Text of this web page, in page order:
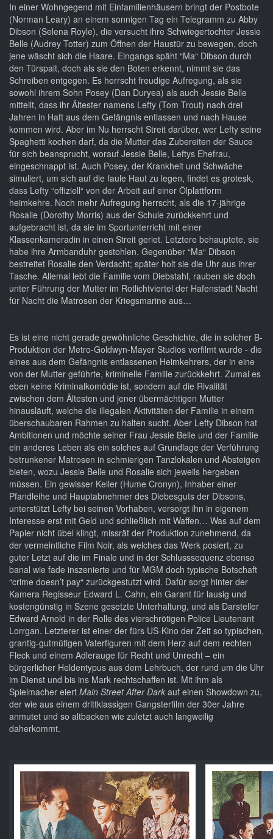
In einer Wohngegend mit Einfamilienhäusern bringt der Postbote
(Norman Leary) an einem sonnigen Tag ein Telegramm zu Abby
Dibson (Selena Royle), die versucht ihre Schwiegertochter Jessie
Belle (Audrey Totter) zum Öffnen der Haustür zu bewegen, doch
jene wäscht sich die Haare. Eingangs späht “Ma“ Dibson durch
den Türspalt, doch als sie den Boten erkennt, nimmt sie das
Schreiben entgegen. Es herrscht freudige Aufregung, als sie
sowohl ihrem Sohn Posey (Dan Duryea) als auch Jessie Belle
mitteilt, dass ihr Ältester namens Lefty (Tom Trout) nach drei
Jahren in Haft aus dem Gefängnis entlassen und nach Hause
kommen wird. Aber im Nu herrscht Streit darüber, wer Lefty seine
Spaghetti kochen darf, da die Mutter das Zubereiten der Sauce
für sich beansprucht, worauf Jessie Belle, Leftys Ehefrau,
eingeschnappt ist. Auch Posey, der Krankheit und Schwäche
simuliert, um sich auf die faule Haut zu legen, findet es grotesk,
dass Lefty “offiziell“ von der Arbeit auf einer Ölplattform
heimkehre. Noch mehr Aufregung herrscht, als die 17-jährige
Rosalie (Dorothy Morris) aus der Schule zurückkehrt und
aufgebracht ist, da sie im Sportunterricht mit einer
Klassenkameradin in einen Streit geriet. Letztere behauptete, sie
habe ihre Armbanduhr gestohlen. Gegenüber “Ma“ Dibson
bestreitet Rosalie den Verdacht; später holt sie die Uhr aus ihrer
Tasche. Allemal lebt die Familie vom Diebstahl, rauben sie doch
unter Führung der Mutter im Rotlichtviertel der Hafenstadt Nacht
für Nacht die Matrosen der Kriegsmarine aus…
Es ist eine nicht gerade gewöhnliche Geschichte, die in solcher B-
Produktion der Metro-Goldwyn-Mayer Studios verfilmt wurde - die
eines aus dem Gefängnis entlassenen Heimkehrers, der in eine
von der Mutter geführte, kriminelle Familie zurückkehrt. Zumal es
eben keine Kriminalkomödie ist, sondern auf die Rivalität
zwischen dem Ältesten und jener übermächtigen Mutter
hinausläuft, welche die illegalen Aktivitäten der Familie in einem
überschaubaren Rahmen zu halten sucht. Aber Lefty Dibson hat
Ambitionen und möchte seiner Frau Jessie Belle und der Familie
ein anderes Leben als ein solches auf Grundlage der Verführung
betrunkener Matrosen in schmierigen Tanzlokalen und Absteigen
bieten, wozu Jessie Belle und Rosalie sich jeweils hergeben
müssen. Ein gewisser Keller (Hume Cronyn), Inhaber einer
Pfandleihe und Hauptabnehmer des Diebesguts der Dibsons,
unterstützt Lefty bei seinen Vorhaben, versorgt ihn in eigenem
Interesse erst mit Geld und schließlich mit Waffen… Was auf dem
Papier nicht übel klingt, missrät der Produktion zunehmend, da
der vermeintliche Film Noir, als welches das Werk posiert, zu
guter Letzt auf die im Finale und in der Schlusssequenz ebenso
banal wie fade inszenierte und für MGM doch typische Botschaft
“crime doesn’t pay“ zurückgestutzt wird. Dafür sorgt hinter der
Kamera Regisseur Edward L. Cahn, ein Garant für lausig und
kostengünstig in Szene gesetzte Unterhaltung, und als Darsteller
Edward Arnold in der Rolle des vierschrötigen Police Lieutenant
Lorrgan. Letzterer ist einer der fürs US-Kino der Zeit so typischen,
grantig-gutmütigen Vaterfiguren mit dem Herz auf dem rechten
Fleck und einem Adlerauge für Recht und Unrecht – ein
bürgerlicher Heldentypus aus dem Lehrbuch, der rund um die Uhr
im Dienst und bis ins Mark rechtschaffen ist. Mit ihm als
Spielmacher eiert Main Street After Dark auf einen Showdown zu,
der wie aus einem drittklassigen Gangsterfilm der 30er Jahre
anmutet und so altbacken wie zuletzt auch langweilig
daherkommt.